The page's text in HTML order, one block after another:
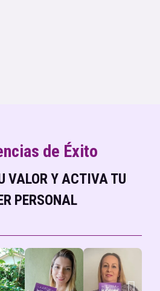
de Éxito
VALOR Y ACTIVA TU
PERSONAL